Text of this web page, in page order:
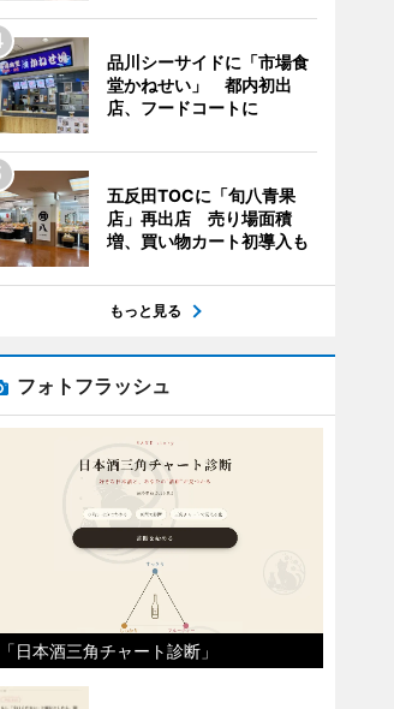
品川シーサイドに「市場食
堂かねせい」 都内初出
店、フードコートに
五反田TOCに「旬八青果
店」再出店 売り場面積
増、買い物カート初導入も
もっと見る
フォトフラッシュ
「日本酒三角チャート診断」